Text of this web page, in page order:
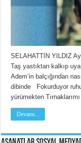
SELAHATTİN YILDIZ
Taş yastıktan kalkıp
Adem’in balçığından
dibinde Fokurduyor
yürümekten
Devamı...